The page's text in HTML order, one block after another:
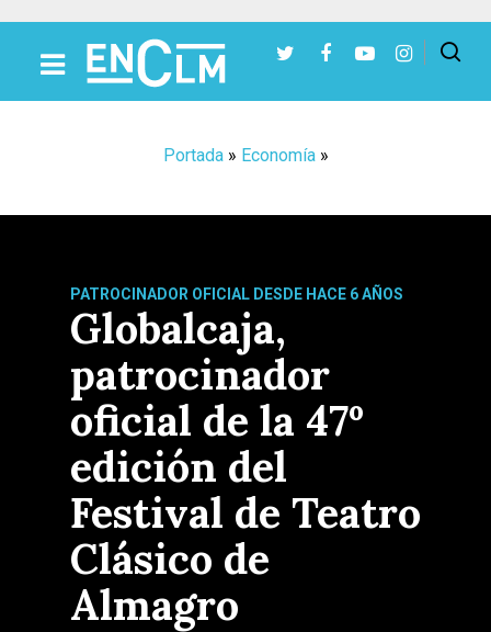
Portada» Economía»
PATROCINADOR OFICIAL DESDE HACE 6 AÑOS
Globalcaja,
patrocinador
oficial de la 47º
edición del
Festival de Teatro
Clásico de
Almagro